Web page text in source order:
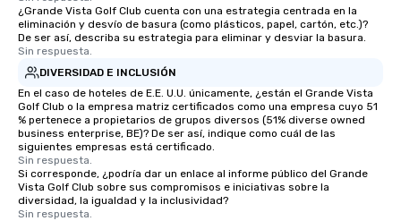
¿Grande Vista Golf Club cuenta con una estrategia centrada en la
eliminación y desvío de basura (como plásticos, papel, cartón, etc.)?
De ser así, describa su estrategia para eliminar y desviar la basura.
Sin respuesta.
DIVERSIDAD E INCLUSIÓN
En el caso de hoteles de E.E. U.U. únicamente, ¿están el Grande Vista
Golf Club o la empresa matriz certificados como una empresa cuyo 51
% pertenece a propietarios de grupos diversos (51% diverse owned
business enterprise, BE)? De ser así, indique como cuál de las
siguientes empresas está certificado.
Sin respuesta.
Si corresponde, ¿podría dar un enlace al informe público del Grande
Vista Golf Club sobre sus compromisos e iniciativas sobre la
diversidad, la igualdad y la inclusividad?
Sin respuesta.